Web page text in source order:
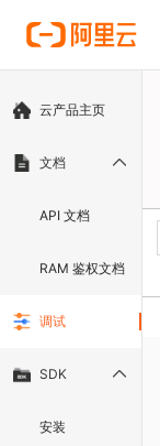
云产品主页
文档
API 文档
RAM 鉴权文档
调试
SDK
安装